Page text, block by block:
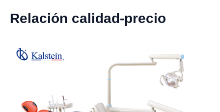
Relación calidad-precio